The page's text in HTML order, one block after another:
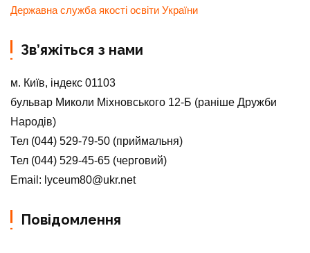
Державна служба якості освіти України
Зв’яжіться з нами
м. Київ, індекс 01103
бульвар Миколи Міхновського 12-Б (раніше Дружби
Народів)
Тел (044) 529-79-50 (приймальня)
Тел (044) 529-45-65 (черговий)
Email: lyceum80@ukr.net
Повідомлення